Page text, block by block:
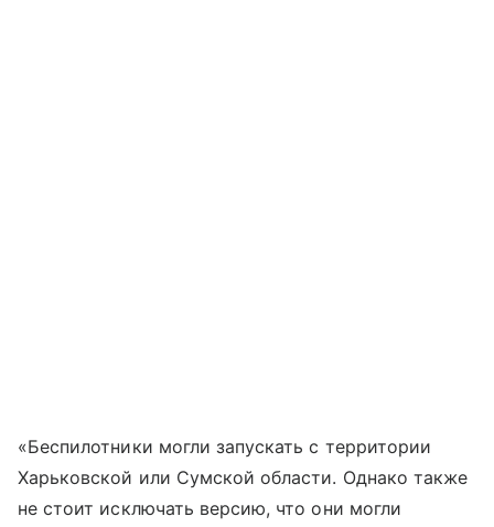
«Беспилотники могли запускать с территории
Харьковской или Сумской области. Однако также
не стоит исключать версию, что они могли